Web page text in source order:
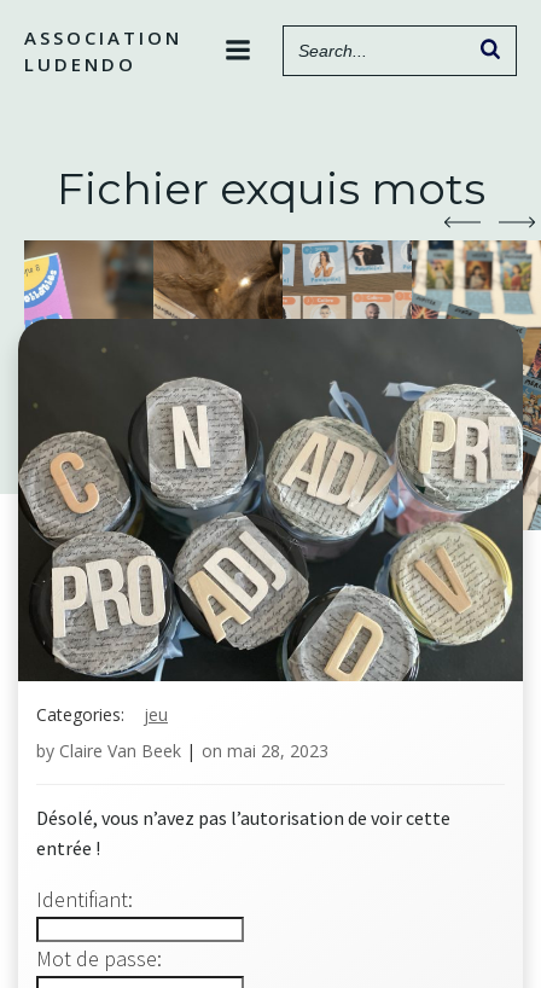
contenu
ASSOCIATION
LUDENDO
Fichier exquis mots
Categories:
jeu
by Claire Van Beek | on mai 28, 2023
Désolé, vous n’avez pas l’autorisation de voir cette
entrée !
Identifiant:
Mot de passe: